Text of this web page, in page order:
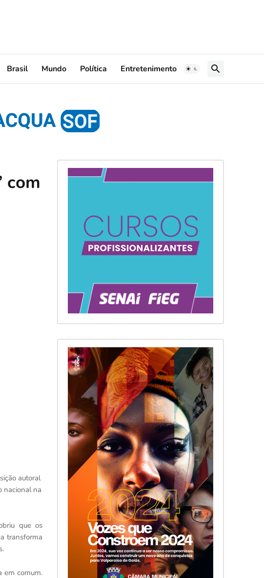
Brasil Mundo Política Entretenimento
com
autoral
nacional na
que os
transforma
em comum.